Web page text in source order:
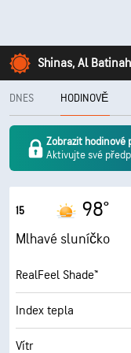
Shinas, Al
DNES HODINOVĚ
Zobrazit hodinové
Aktivujte své
15 98°
Mlhavé sluníčko
RealFeel Shade™
Index tepla
Vítr